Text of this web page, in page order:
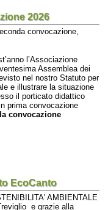
2026
convocazione,
l’Associazione
Assemblea dei
nel nostro Statuto per
e illustrare la situazione
il porticato didattico
prima convocazione
convocazione
EcoCanto
AMBIENTALE
e grazie alla